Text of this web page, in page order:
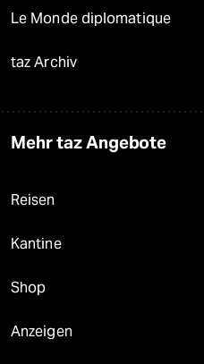
Le Monde diplomatique
taz Archiv
Mehr taz Angebote
Reisen
Kantine
Shop
Anzeigen